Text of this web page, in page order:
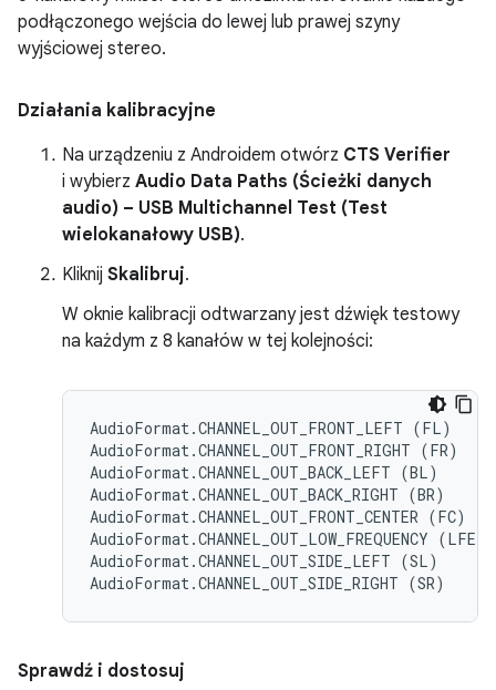
podłączonego wejścia do lewej lub prawej szyny
wyjściowej stereo.
Działania kalibracyjne
Na urządzeniu z Androidem otwórz CTS Verifier
i wybierz Audio Data Paths (Ścieżki danych
audio) – USB Multichannel Test (Test
wielokanałowy USB).
Kliknij Skalibruj.
W oknie kalibracji odtwarzany jest dźwięk testowy
na każdym z 8 kanałów w tej kolejności:
AudioFormat.CHANNEL_OUT_FRONT_LEFT (FL)
AudioFormat.CHANNEL_OUT_FRONT_RIGHT (FR)
AudioFormat.CHANNEL_OUT_BACK_LEFT (BL)
AudioFormat.CHANNEL_OUT_BACK_RIGHT (BR)
AudioFormat.CHANNEL_OUT_FRONT_CENTER (FC)
AudioFormat.CHANNEL_OUT_LOW_FREQUENCY (LFE)
AudioFormat.CHANNEL_OUT_SIDE_LEFT (SL)
Sprawdź i dostosuj